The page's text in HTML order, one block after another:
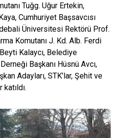
Tuğg. Uğur Ertekin,
Cumhuriyet Başsavcısı
Üniversitesi Rektörü Prof.
Komutanı J. Kd. Alb. Ferdi
Kalaycı, Belediye
Başkanı Hüsnü Avcı,
Adayları, STK’lar, Şehit ve